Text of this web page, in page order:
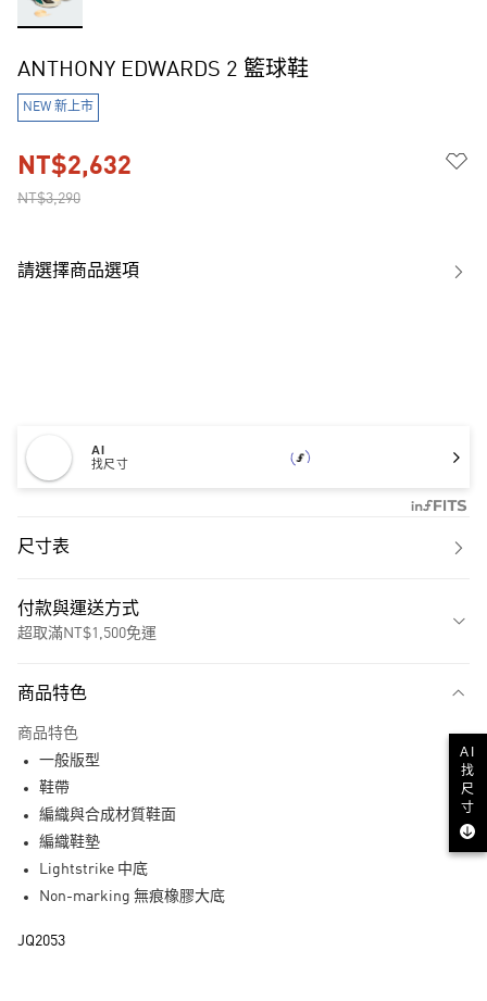
ANTHONY EDWARDS 2 籃球鞋
NEW 新上市
NT$3,290
NT$2,632
請選擇商品選項
AI
找尺寸
尺寸表
付款與運送方式
超取滿NT$1,500免運
LINE Pay
每筆NT$80，滿NT$1,500(含以上)免運費
商品特色
商品特色
一般版型
鞋帶
編織與合成材質鞋面
編織鞋墊
Lightstrike 中底
Non-marking 無痕橡膠大底
JQ2053
AI
找
尺
寸